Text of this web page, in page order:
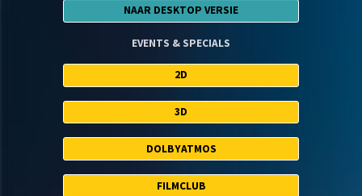
NAAR DESKTOP VERSIE
EVENTS & SPECIALS
2D
3D
DOLBYATMOS
FILMCLUB